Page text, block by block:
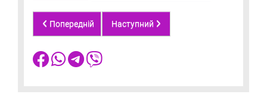
Попередній Наступний